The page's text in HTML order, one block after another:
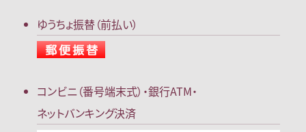
ゆうちょ振替（前払い）
コンビニ（番号端末式）・銀行ATM・
ネットバンキング決済